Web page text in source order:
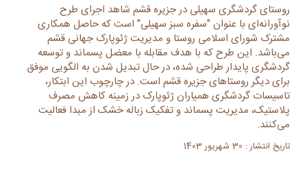
روستای گردشگری سهیلی در جزیره قشم شاهد اجرای طرح
نوآورانه‌ای با عنوان "سفره سبز سهیلی" است که حاصل همکاری
مشترک شورای اسلامی روستا و مدیریت ژئوپارک جهانی قشم
می‌باشد. این طرح که با هدف مقابله با معضل پسماند و توسعه
گردشگری پایدار طراحی شده، در حال تبدیل شدن به الگویی موفق
برای دیگر روستاهای جزیره قشم است. در چارچوب این ابتکار،
تاسیسات گردشگری همیاران ژئوپارک در زمینه کاهش مصرف
پلاستیک، مدیریت پسماند و تفکیک زباله خشک از مبدا فعالیت
می‌کنند.
تاریخ انتشار : 30 شهریور 1403